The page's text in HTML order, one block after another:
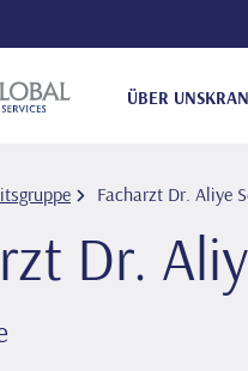
ÜBER UNS
Facharzt Dr. Ali̇ye
Dr.